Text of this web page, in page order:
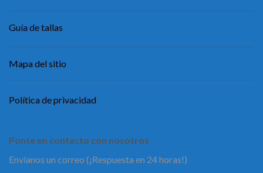
Guía de tallas
Mapa del sitio
Política de privacidad
Ponte en contacto con nosotros
Envíanos un correo (¡Respuesta en 24 horas!)